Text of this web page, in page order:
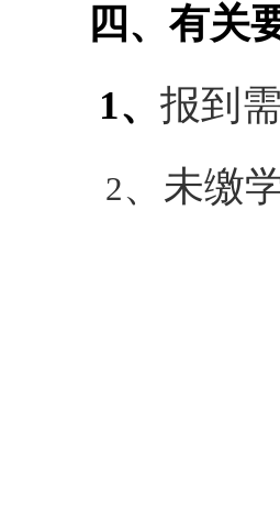
四、有关
1、 报到
2、未缴